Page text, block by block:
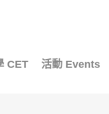
CET 活動 Events